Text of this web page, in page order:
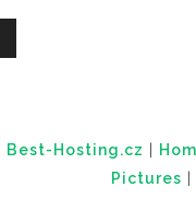
Best-Hosting.cz
Pictures